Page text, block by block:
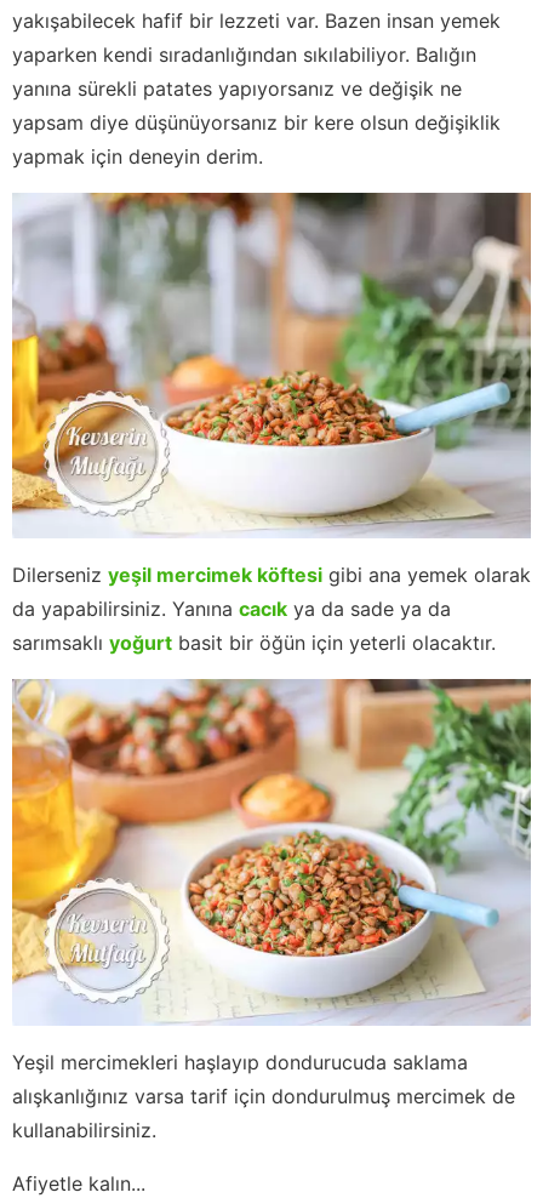
yakışabilecek hafif bir lezzeti var. Bazen insan yemek
yaparken kendi sıradanlığından sıkılabiliyor. Balığın
yanına sürekli patates yapıyorsanız ve değişik ne
yapsam diye düşünüyorsanız bir kere olsun değişiklik
yapmak için deneyin derim.
Dilerseniz yeşil mercimek köftesi gibi ana yemek olarak
da yapabilirsiniz. Yanına cacık ya da sade ya da
sarımsaklı yoğurt basit bir öğün için yeterli olacaktır.
Yeşil mercimekleri haşlayıp dondurucuda saklama
alışkanlığınız varsa tarif için dondurulmuş mercimek de
kullanabilirsiniz.
Afiyetle kalın...